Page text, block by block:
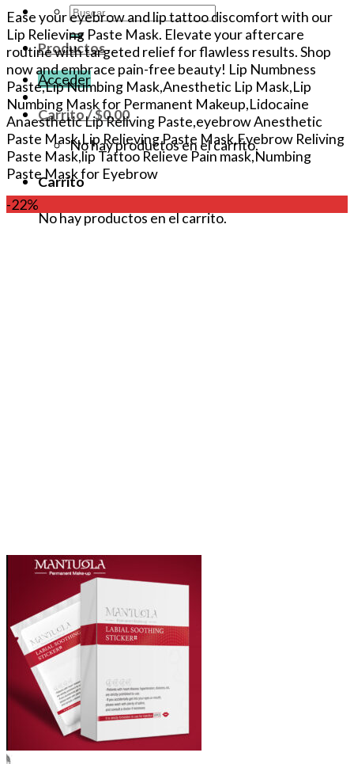
Buscar
por:
Productos
Acceder
Carrito /$0.00
No hay productos en el carrito.
Carrito
No hay productos en el carrito.
Ease your eyebrow and lip tattoo discomfort with our
Lip Relieving Paste Mask. Elevate your aftercare
routine with targeted relief for flawless results. Shop
now and embrace pain-free beauty! Lip Numbness
Paste,Lip Numbing Mask,Anesthetic Lip Mask,Lip
Numbing Mask for Permanent Makeup,Lidocaine
Anaesthetic Lip Reliving Paste,eyebrow Anesthetic
Paste Mask,Lip Relieving Paste Mask,Eyebrow Reliving
Paste Mask,lip Tattoo Relieve Pain mask,Numbing
Paste Mask for Eyebrow
-22%